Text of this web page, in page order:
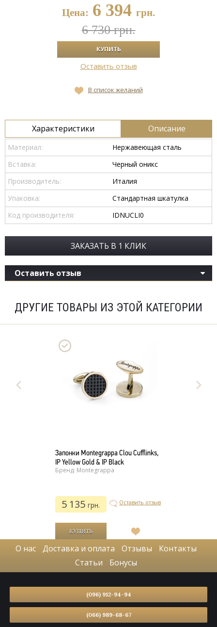
Цена: 6 394 грн.
6 730 грн.
Оставить отзыв
В список желаний
Характеристики Описание
Материал:
Нержавеющая сталь
Вставка:
Черный оникс
Производитель:
Италия
Упаковка:
Стандартная шкатулка
Код производителя:
IDNUCLI0
ЗАКАЗАТЬ В 1 КЛИК
Оставить отзыв
ДРУГИЕ ТОВАРЫ ИЗ ЭТОЙ КАТЕГОРИИ
Запонки Montegrappa Clou Cufflinks,
IP Yellow Gold & IP Black
Бренд: Montegrappa
5 135грн. Оставить отзыв
В
список
желаний
О нас Доставка и оплата Отзывы
Контакты
Статьи
Бонусы
(096) 912-94-94
(066) 989-68-67